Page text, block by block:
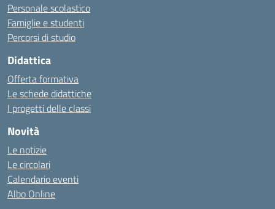
Personale scolastico
Famiglie e studenti
Percorsi di studio
Didattica
Offerta formativa
Le schede didattiche
I progetti delle classi
Novità
Le notizie
Le circolari
Calendario eventi
Albo Online